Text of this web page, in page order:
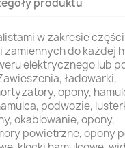
w zakresie
zamiennych do każdej
elektrycznego lub
ładowarki,
opony,
podwozie,
okablowanie, opony,
powietrzne, opony